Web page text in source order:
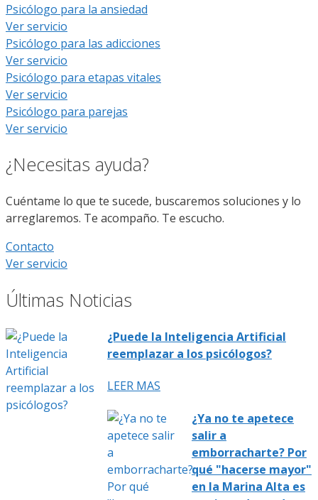
Psicólogo para la ansiedad
Ver servicio
Psicólogo para las adicciones
Ver servicio
Psicólogo para etapas vitales
Ver servicio
Psicólogo para parejas
Ver servicio
¿Necesitas ayuda?
Cuéntame lo que te sucede, buscaremos soluciones y lo
arreglaremos. Te acompaño. Te escucho.
Contacto
Ver servicio
Últimas Noticias
¿Puede la Inteligencia Artificial
reemplazar a los psicólogos?
LEER MAS
¿Ya no te apetece
salir a
emborracharte? Por
qué "hacerse mayor"
en la Marina Alta es